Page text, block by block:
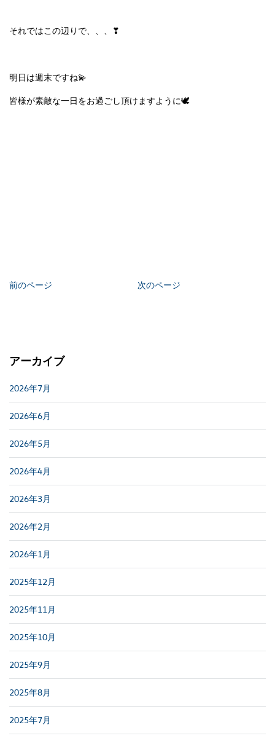
それではこの辺りで、、、❣
明日は週末ですね💫
皆様が素敵な一日をお過ごし頂けますように🕊
前のページ 次のページ
アーカイブ
2026年7月
2026年6月
2026年5月
2026年4月
2026年3月
2026年2月
2026年1月
2025年12月
2025年11月
2025年10月
2025年9月
2025年8月
2025年7月